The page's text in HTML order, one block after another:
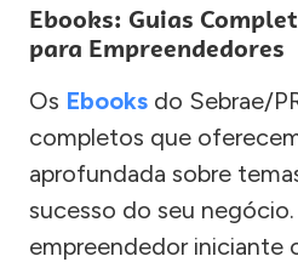
Ebooks: Guias
para Empreendedores
Os Ebooks do Sebrae/
completos que
aprofundada sobre
sucesso do seu
empreendedor iniciante